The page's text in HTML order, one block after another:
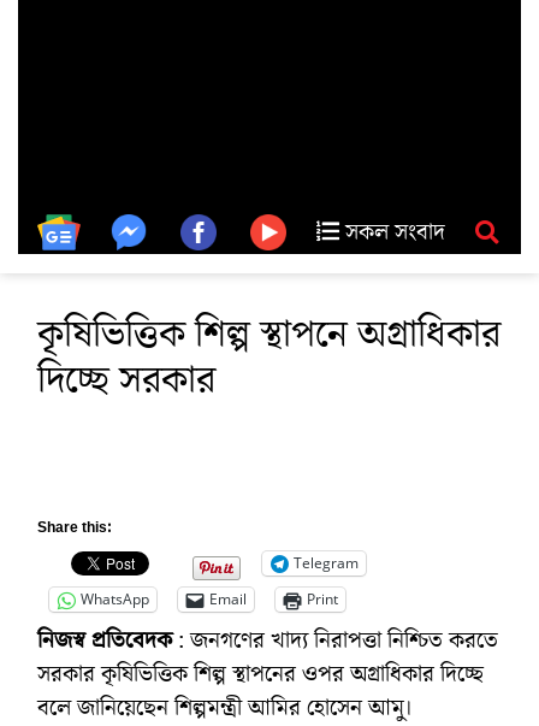
সকল সংবাদ
কৃষিভিত্তিক শিল্প স্থাপনে অগ্রাধিকার
দিচ্ছে সরকার
Share this:
Telegram
WhatsApp
Email Print
নিজস্ব প্রতিবেদক: জনগণের খাদ্য নিরাপত্তা নিশ্চিত করতে
সরকার কৃষিভিত্তিক শিল্প স্থাপনের ওপর অগ্রাধিকার দিচ্ছে
বলে জানিয়েছেন শিল্পমন্ত্রী আমির হোসেন আমু।